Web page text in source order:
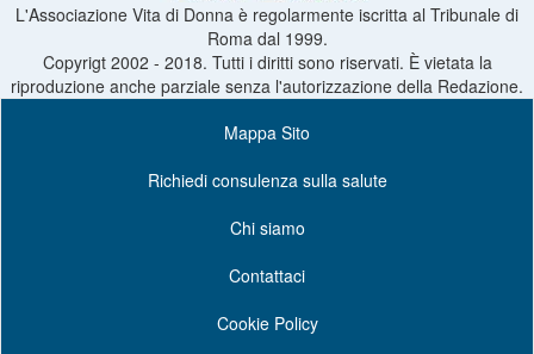
L'Associazione Vita di Donna è regolarmente iscritta al Tribunale di
Roma dal 1999.
Copyrigt 2002 - 2018. Tutti i diritti sono riservati. È vietata la
riproduzione anche parziale senza l'autorizzazione della Redazione.
Mappa Sito
Richiedi consulenza sulla salute
Chi siamo
Contattaci
Cookie Policy